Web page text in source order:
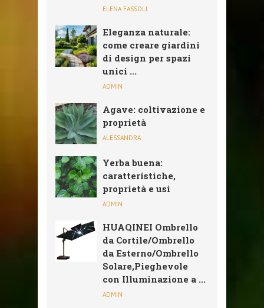
ELENA FASSOLI
Eleganza naturale:
come creare giardini
di design per spazi
unici ...
ADMIN
Agave: coltivazione e
proprietà
ALESSANDRA
Yerba buena:
caratteristiche,
proprietà e usi
ADMIN
HUAQINEI Ombrello
da Cortile/Ombrello
da Esterno/Ombrello
Solare,Pieghevole
con Illuminazione a ...
ADMIN